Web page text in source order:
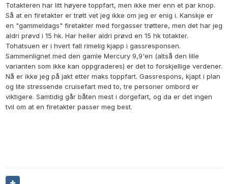
Totakteren har litt høyere toppfart, men ikke mer enn et par knop.
Så at en firetakter er trøtt vet jeg ikke om jeg er enig i. Kanskje er
en "gammeldags" firetakter med forgasser trøttere, men det har jeg
aldri prøvd i 15 hk. Har heller aldri prøvd en 15 hk totakter.
Tohatsuen er i hvert fall rimelig kjapp i gassresponsen.
Sammenlignet med den gamle Mercury 9,9'en (altså den lille
varianten som ikke kan oppgraderes) er det to forskjellige verdener.
Nå er ikke jeg på jakt etter maks toppfart. Gassrespons, kjapt i plan
og lite stressende cruisefart med to, tre personer ombord er
viktigere. Samtidig går båten mest i dorgefart, og da er det ingen
tvil om at en firetakter passer meg best.